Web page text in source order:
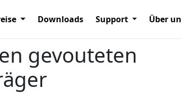
Downloads Support Über
gevouteten